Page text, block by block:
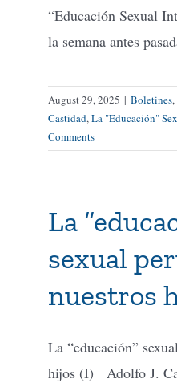
“Educación Sexual
la semana antes
August 29, 2025 | Boletines,
Castidad, La "Educación"
Comments
La
sexual
nuestros
La “educación”
hijos (I) Adolfo J.